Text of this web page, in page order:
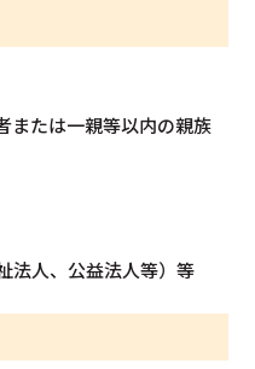
または一親等以内の親族
法人、公益法人等）等